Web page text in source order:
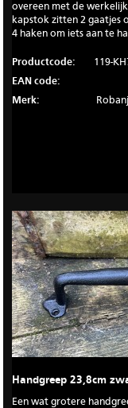
overeen met de
kapstok zitten 2 gaatjes
4 haken om iets aan te
Productcode:
119-
EAN code:
Merk:
Handgreep 23,8cm
Een wat grotere